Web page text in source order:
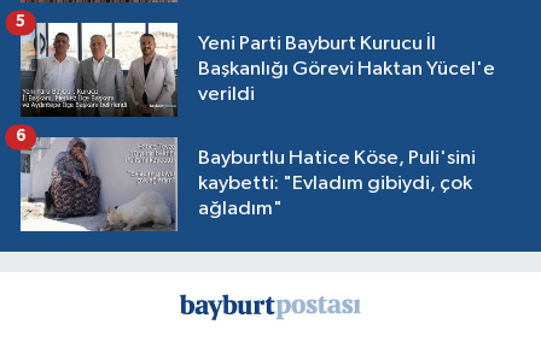
Yeni Parti Bayburt Kurucu İl
Başkanlığı Görevi Haktan Yücel'e
verildi
5
Bayburtlu Hatice Köse, Puli'sini
kaybetti: "Evladım gibiydi, çok
ağladım"
6